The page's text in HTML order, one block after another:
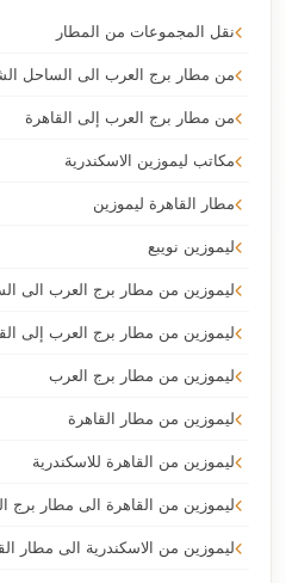
نقل المجموعات من المطار
من مطار برج العرب الى الساحل
من مطار برج العرب إلى القاهرة
مكاتب ليموزين الاسكندرية
مطار القاهرة ليموزين
ليموزين نويبع
ليموزين من مطار برج العرب الى
ليموزين من مطار برج العرب إلى
ليموزين من مطار برج العرب
ليموزين من مطار القاهرة
ليموزين من القاهرة للاسكندرية
ليموزين من القاهرة الى مطار برج
ليموزين من الاسكندرية الى مطار